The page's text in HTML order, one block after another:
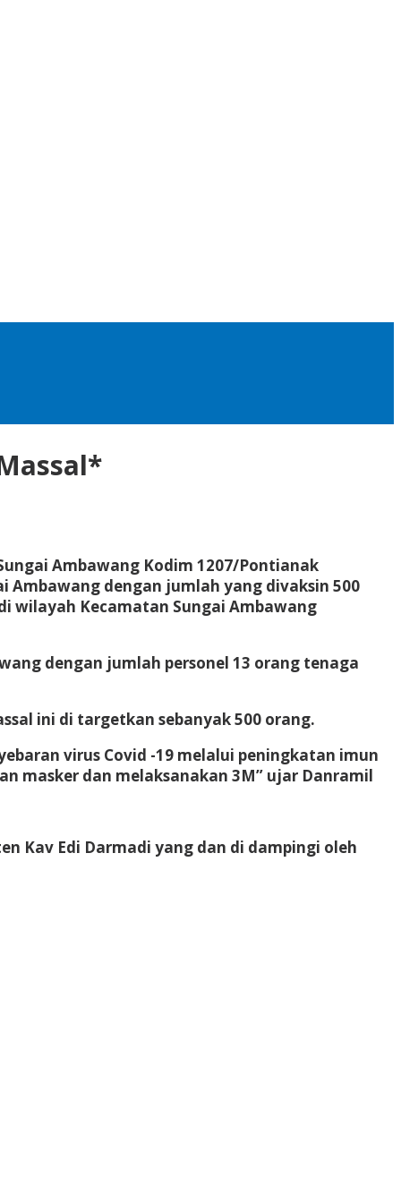
Ambawang Kodim 1207/Pontianak
Ambawang dengan jumlah yang divaksin 500
wilayah Kecamatan Sungai Ambawang
dengan jumlah personel 13 orang tenaga
ini di targetkan sebanyak 500 orang.
virus Covid -19 melalui peningkatan imun
masker dan melaksanakan 3M” ujar Danramil
Kav Edi Darmadi yang dan di dampingi oleh